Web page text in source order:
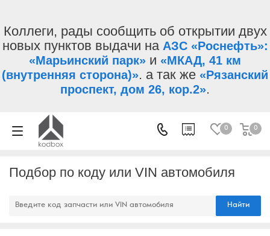
Коллеги, рады сообщить об открытии двух
новых пунктов выдачи на АЗС «Роснефть»:
«Марьинский парк» и «МКАД, 41 км
(внутренняя сторона)». а так же «Рязанский
проспект, дом 26, кор.2».
0 0
Подбор по коду или VIN автомобиля
Найти